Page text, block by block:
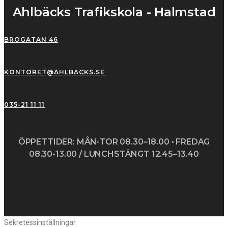
Ahlbäcks Trafikskola - Halmstad
BROGATAN 46
KONTORET@AHLBACKS.SE
035-21 11 11
ÖPPETTIDER: MÅN-TOR 08.30–18.00 • FREDAG
08.30-13.00 / LUNCHSTÄNGT 12.45–13.40
Sekretessinställningar